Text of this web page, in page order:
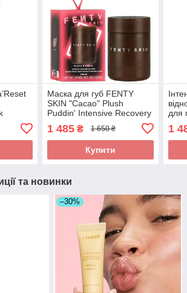
для рук
Маска для губ FENTY
SKIN "Cacao" Plush
Puddin' Intensive Recovery
1 485₴ 1 650 ₴
Купити
для
Lip
1
та новинки
–30%